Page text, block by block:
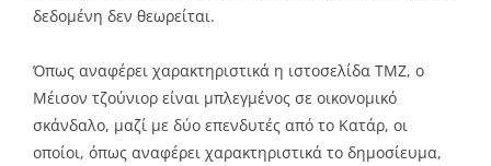
δεδομένη δεν θεωρείται.
Όπως αναφέρει χαρακτηριστικά η ιστοσελίδα ΤΜΖ, ο
Μέισον τζούνιορ είναι μπλεγμένος σε οικονομικό
σκάνδαλο, μαζί με δύο επενδυτές από το Κατάρ, οι
οποίοι, όπως αναφέρει χαρακτηριστικά το δημοσίευμα,